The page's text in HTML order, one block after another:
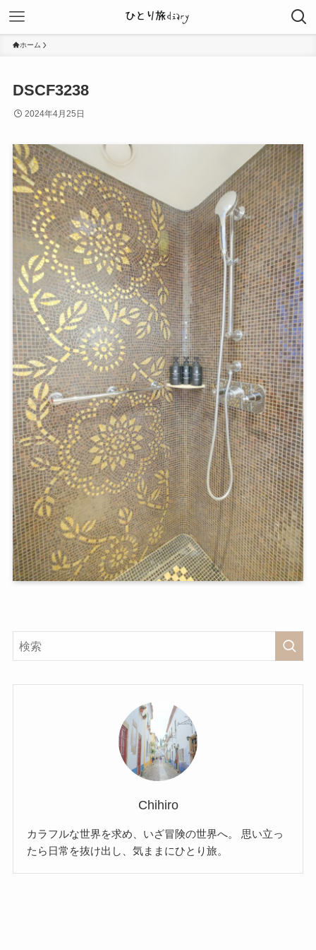
ホーム
DSCF3238
2024年4月25日
Chihiro
カラフルな世界を求め、いざ冒険の世界へ。 思い立っ
たら日常を抜け出し、気ままにひとり旅。